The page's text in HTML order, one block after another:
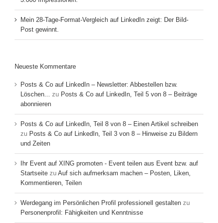
Mein 28-Tage-Format-Vergleich auf LinkedIn zeigt: Der Bild-
Post gewinnt.
Neueste Kommentare
Posts & Co auf LinkedIn – Newsletter: Abbestellen bzw.
Löschen... zu Posts & Co auf LinkedIn, Teil 5 von 8 – Beiträge
abonnieren
Posts & Co auf LinkedIn, Teil 8 von 8 – Einen Artikel schreiben
zu Posts & Co auf LinkedIn, Teil 3 von 8 – Hinweise zu Bildern
und Zeiten
Ihr Event auf XING promoten - Event teilen aus Event bzw. auf
Startseite zu Auf sich aufmerksam machen – Posten, Liken,
Kommentieren, Teilen
Werdegang im Persönlichen Profil professionell gestalten zu
Personenprofil: Fähigkeiten und Kenntnisse